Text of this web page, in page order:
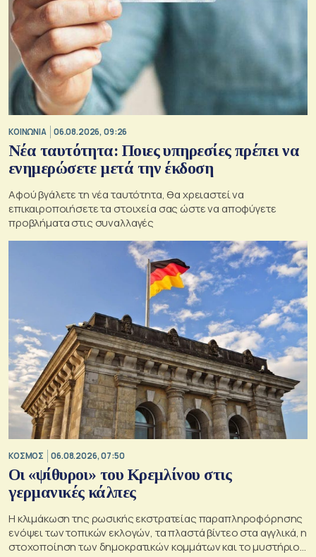
ΚΟΙΝΩΝΙΑ 06.08.2026, 09:26
Νέα ταυτότητα: Ποιες υπηρεσίες πρέπει να
ενημερώσετε μετά την έκδοση
Αφού βγάλετε τη νέα ταυτότητα, θα χρειαστεί να
επικαιροποιήσετε τα στοιχεία σας ώστε να αποφύγετε
προβλήματα στις συναλλαγές
ΚΟΣΜΟΣ 06.08.2026, 07:50
Οι «ψίθυροι» του Κρεμλίνου στις
γερμανικές κάλπες
Η κλιμάκωση της ρωσικής εκστρατείας παραπληροφόρησης
ενόψει των τοπικών εκλογών, τα πλαστά βίντεο στα αγγλικά, η
στοχοποίηση των δημοκρατικών κομμάτων και το μυστήριο